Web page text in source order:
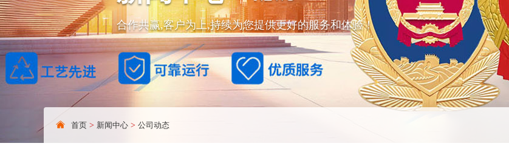
合作共赢,客户为上,持续为您提供更好的服务和体验！
首页 > 新闻中心 > 公司动态